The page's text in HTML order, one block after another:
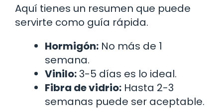
Aquí tienes un resumen que puede
servirte como guía rápida.
Hormigón: No más de 1
semana.
Vinilo:3-5 días es lo ideal.
Fibra de vidrio: Hasta 2-3
semanas puede ser aceptable.